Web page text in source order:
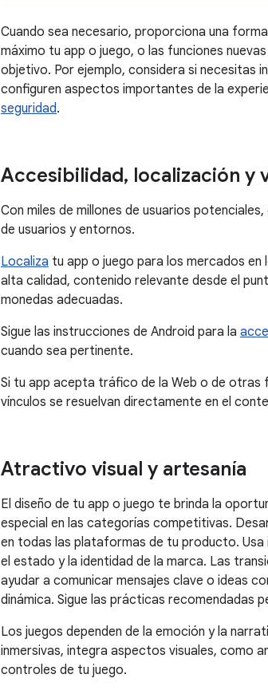
Cuando sea necesario, proporciona una
máximo tu app o juego, o las funciones
objetivo. Por ejemplo, considera si necesitas
configuren aspectos importantes de la
seguridad.
Accesibilidad, localización y
Con miles de millones de usuarios
de usuarios y entornos.
Localiza tu app o juego para los mercados
alta calidad, contenido relevante desde el
monedas adecuadas.
Sigue las instrucciones de Android para la
cuando sea pertinente.
Si tu app acepta tráfico de la Web o de otras
vínculos se resuelvan directamente en el
Atractivo visual y artesanía
El diseño de tu app o juego te brinda la
especial en las categorías competitivas.
en todas las plataformas de tu producto. Usa
el estado y la identidad de la marca. Las
ayudar a comunicar mensajes clave o ideas
dinámica. Sigue las prácticas recomendadas
Los juegos dependen de la emoción y la
inmersivas, integra aspectos visuales, como
controles de tu juego.